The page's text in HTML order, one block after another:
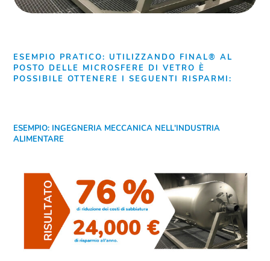
ESEMPIO PRATICO: UTILIZZANDO FINAL® AL
POSTO DELLE MICROSFERE DI VETRO È
POSSIBILE OTTENERE I SEGUENTI RISPARMI:
ESEMPIO: INGEGNERIA MECCANICA NELL'INDUSTRIA
ALIMENTARE